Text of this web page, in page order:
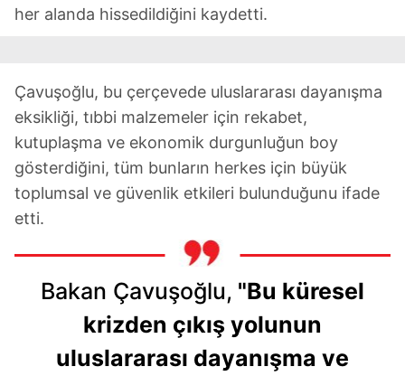
her alanda hissedildiğini kaydetti.
Çavuşoğlu, bu çerçevede uluslararası dayanışma
eksikliği, tıbbi malzemeler için rekabet,
kutuplaşma ve ekonomik durgunluğun boy
gösterdiğini, tüm bunların herkes için büyük
toplumsal ve güvenlik etkileri bulunduğunu ifade
etti.
Bakan Çavuşoğlu, "Bu küresel
krizden çıkış yolunun
uluslararası dayanışma ve